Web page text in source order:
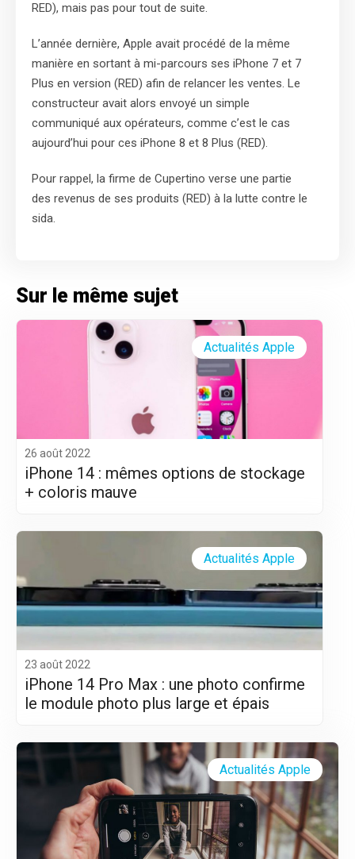
RED), mais pas pour tout de suite.
L’année dernière, Apple avait procédé de la même
manière en sortant à mi-parcours ses iPhone 7 et 7
Plus en version (RED) afin de relancer les ventes. Le
constructeur avait alors envoyé un simple
communiqué aux opérateurs, comme c’est le cas
aujourd’hui pour ces iPhone 8 et 8 Plus (RED).
Pour rappel, la firme de Cupertino verse une partie
des revenus de ses produits (RED) à la lutte contre le
sida.
Sur le même sujet
26 août 2022
iPhone 14 : mêmes options de stockage
+ coloris mauve
Actualités Apple
23 août 2022
iPhone 14 Pro Max : une photo confirme
le module photo plus large et épais
Actualités Apple
Actualités Apple